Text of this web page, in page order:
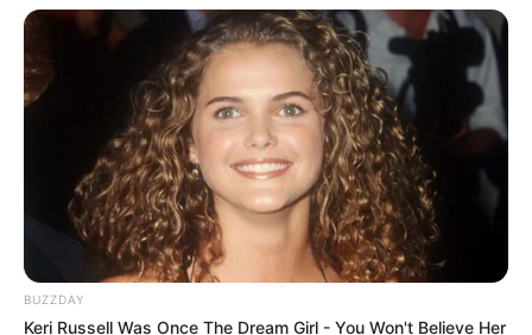
BUZZDAY
Keri Russell Was Once The Dream Girl - You Won't Believe Her